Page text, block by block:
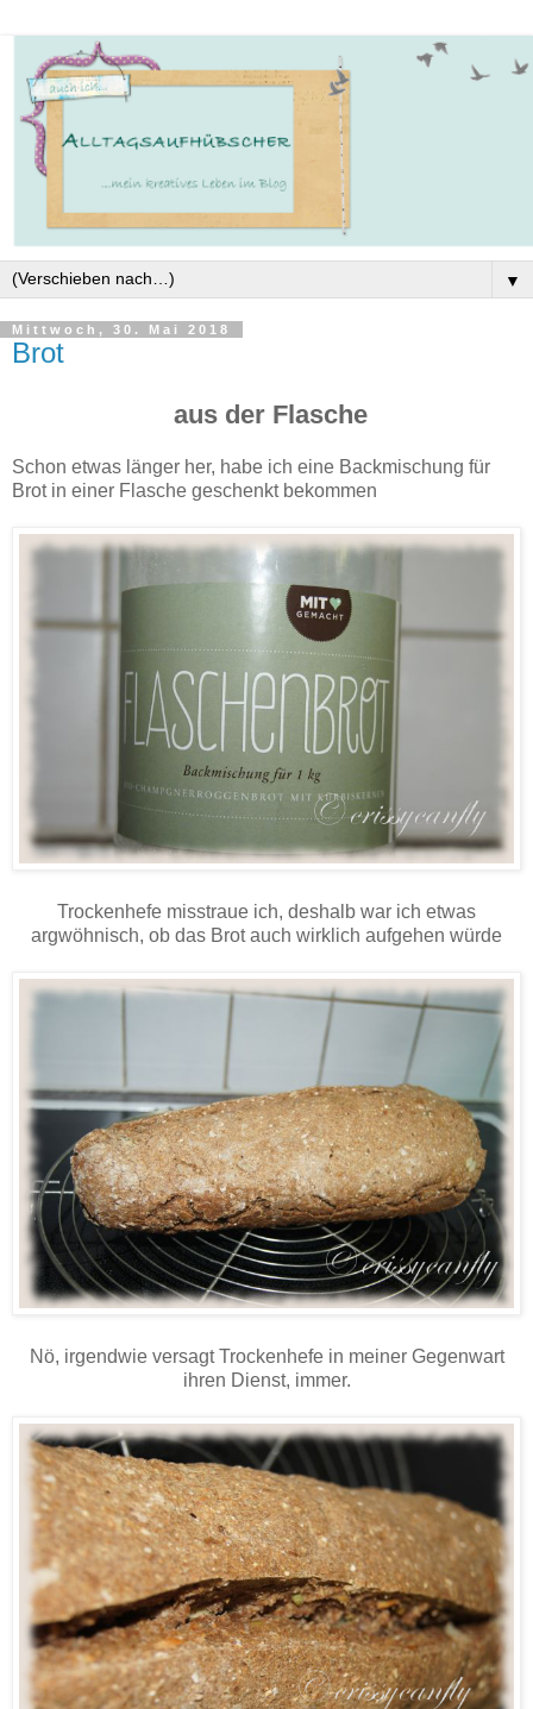
▼
Mittwoch, 30. Mai 2018
Brot
aus der Flasche
Schon etwas länger her, habe ich eine Backmischung für
Brot in einer Flasche geschenkt bekommen
Trockenhefe misstraue ich, deshalb war ich etwas
argwöhnisch, ob das Brot auch wirklich aufgehen würde
Nö, irgendwie versagt Trockenhefe in meiner Gegenwart
ihren Dienst, immer.